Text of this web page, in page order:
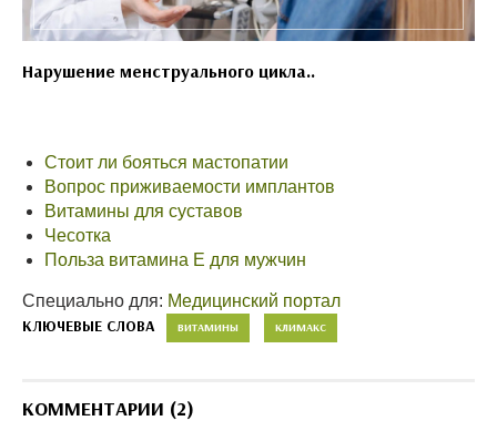
Нарушение менструального цикла..
Стоит ли бояться мастопатии
Вопрос приживаемости имплантов
Витамины для суставов
Чесотка
Польза витамина Е для мужчин
Специально для: Медицинский портал
КЛЮЧЕВЫЕ СЛОВА ВИТАМИНЫ КЛИМАКС
КОММЕНТАРИИ (2)